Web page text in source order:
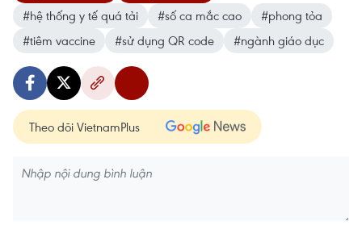
#hệ thống y tế quá tải
#số ca mắc cao
#phong tỏa
#tiêm vaccine
#sử dụng QR code #ngành giáo dục
Theo dõi VietnamPlus